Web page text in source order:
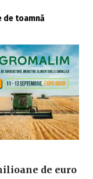
de toamnă
de euro